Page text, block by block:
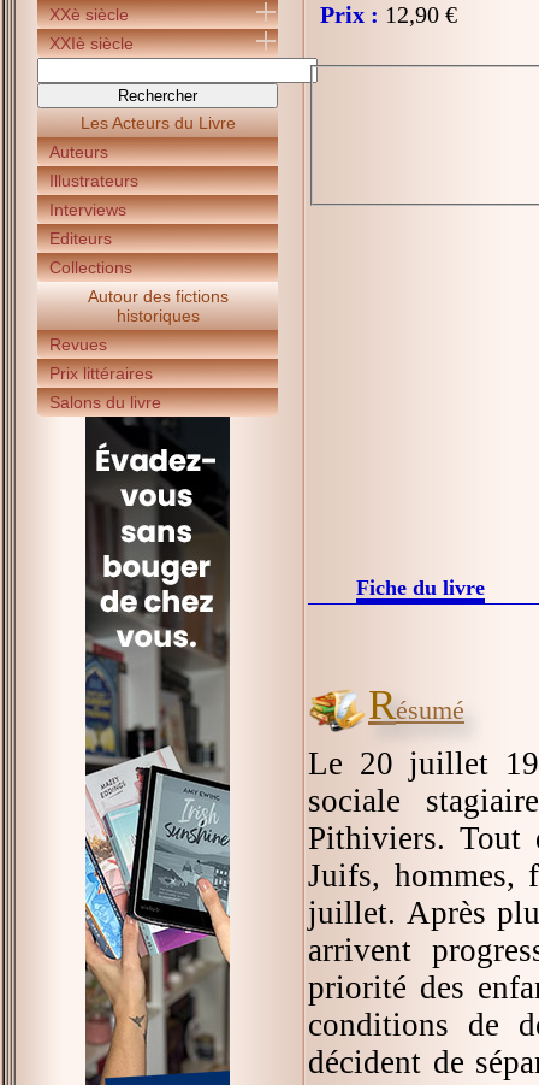
XXè siècle
XXIè siècle
Les Acteurs du Livre
Auteurs
Illustrateurs
Interviews
Editeurs
Collections
Autour des fictions
historiques
Revues
Prix littéraires
Salons du livre
Prix : 12,90 €
Fiche du livre
Résumé
Le 20 juillet
sociale
Pithiviers. Tout
Juifs, hommes,
juillet. Après
arrivent
priorité des
conditions de
décident de